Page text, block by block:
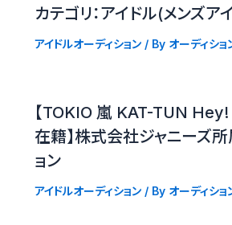
カテゴリ：アイドル(メンズア
アイドルオーディション/ By オーディシ
【TOKIO 嵐 KAT-TUN
在籍】株式会社ジャニーズ所
ョン
アイドルオーディション/ By オーディシ